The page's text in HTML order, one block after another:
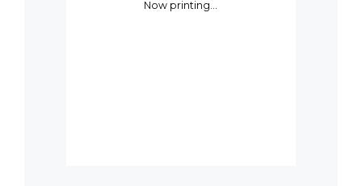
Now printing...